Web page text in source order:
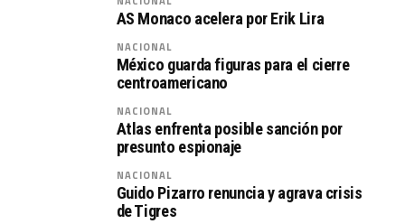
AS Monaco acelera por Erik Lira
NACIONAL
México guarda figuras para el cierre
centroamericano
NACIONAL
Atlas enfrenta posible sanción por
presunto espionaje
NACIONAL
Guido Pizarro renuncia y agrava crisis
de Tigres